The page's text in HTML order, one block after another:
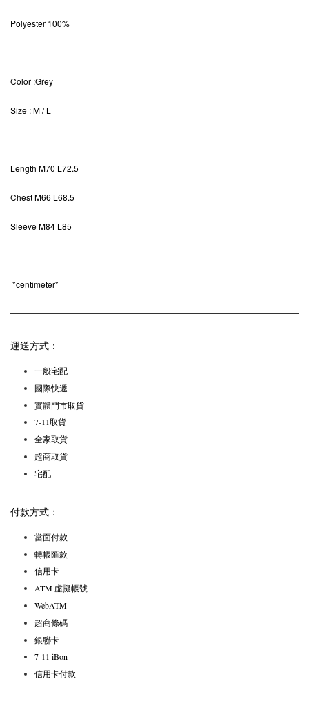
Polyester 100%
Color :Grey
Size : M / L
Length M70 L72.5
Chest M66 L68.5
Sleeve M84 L85
*centimeter*
運送方式：
一般宅配
國際快遞
實體門市取貨
7-11取貨
全家取貨
超商取貨
宅配
付款方式：
當面付款
轉帳匯款
信用卡
ATM 虛擬帳號
WebATM
超商條碼
銀聯卡
7-11 iBon
信用卡付款